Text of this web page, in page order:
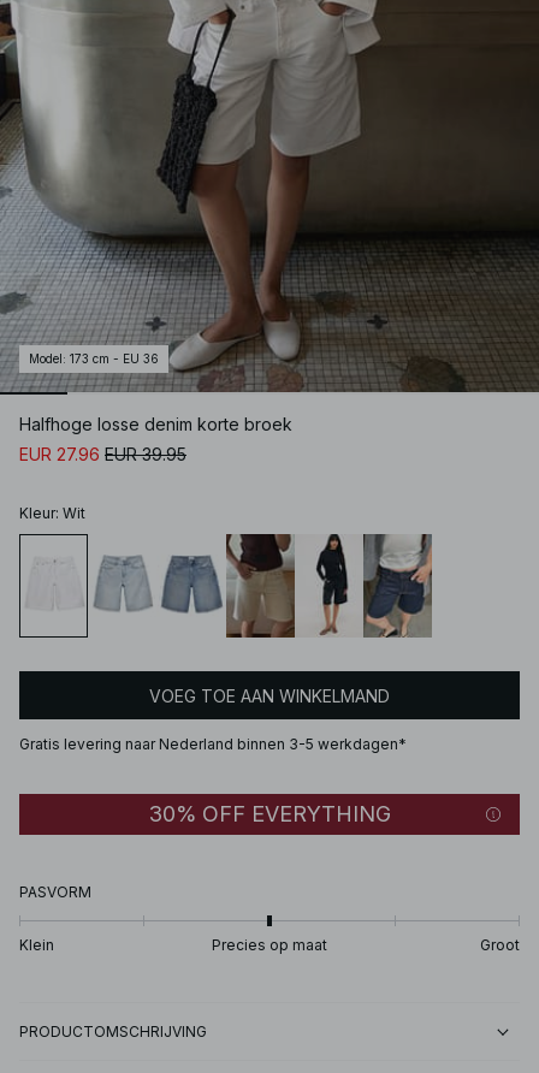
Model : 173 cm - EU 36
Halfhoge losse denim korte broek
EUR 27.96 EUR 39.95
Kleur: Wit
VOEG TOE AAN WINKELMAND
Gratis levering naar Nederland binnen 3-5 werkdagen*
30% OFF EVERYTHING
PASVORM
Klein Precies op maat Groot
PRODUCTOMSCHRIJVING